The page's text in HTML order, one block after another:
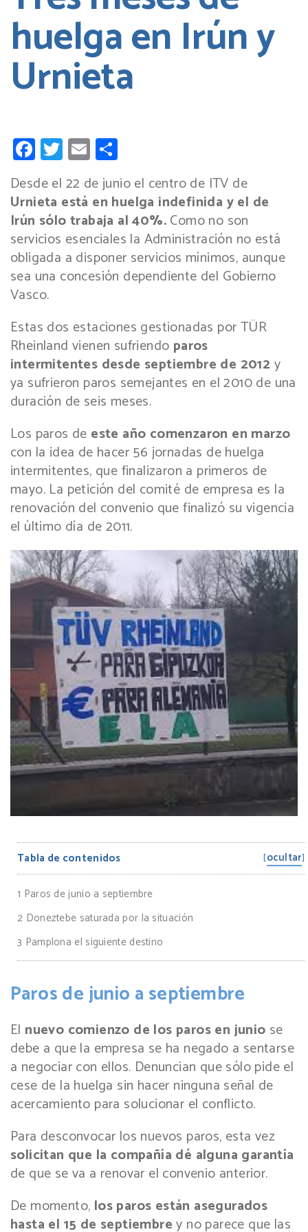
huelga en Irún y
Urnieta
Facebook
Twitter
Email
Desde el 22 de junio el centro de ITV de
Urnieta está en huelga indefinida y el de
Irún sólo trabaja al 40%.Como no son
servicios esenciales la Administración no está
obligada a disponer servicios mínimos, aunque
sea una concesión dependiente del Gobierno
Vasco.
Estas dos estaciones gestionadas por TÜR
Rheinland vienen sufriendo paros
intermitentes desde septiembre de 2012y
ya sufrieron paros semejantes en el 2010 de una
duración de seis meses.
Los paros de este año comenzaron en marzo
con la idea de hacer 56 jornadas de huelga
intermitentes, que finalizaron a primeros de
mayo. La petición del comité de empresa es la
renovación del convenio que finalizó su vigencia
el último día de 2011.
Tabla de contenidos [ocultar]
1 Paros de junio a septiembre
2 Doneztebe saturada por la situación
3 Pamplona el siguiente destino
Paros de junio a septiembre
El nuevo comienzo de los paros en junio se
debe a que la empresa se ha negado a sentarse
a negociar con ellos. Denuncian que sólo pide el
cese de la huelga sin hacer ninguna señal de
acercamiento para solucionar el conflicto.
Para desconvocar los nuevos paros, esta vez
solicitan que la compañía dé alguna garantía
de que se va a renovar el convenio anterior.
De momento, los paros están asegurados
hasta el 15 de septiembrey no parece que las